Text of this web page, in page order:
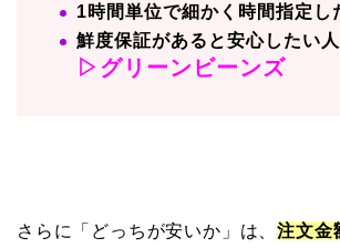
1時間単位で細かく時間指定し
鮮度保証があると安心したい人
▷グリーンビーンズ
さらに「どっちが安いか」は、注文金